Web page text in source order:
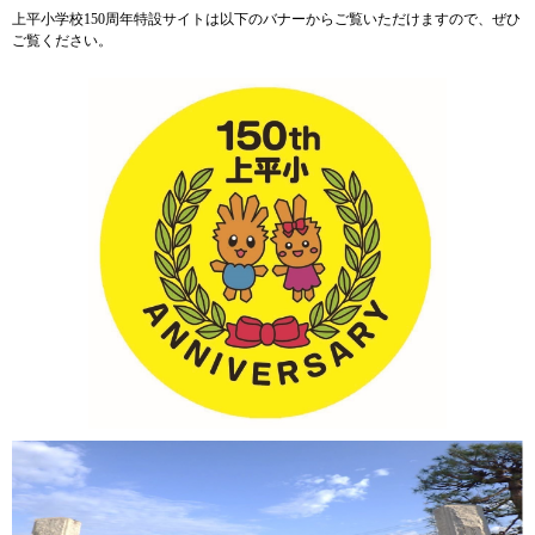
上平小学校150周年特設サイトは以下のバナーからご覧いただけますので、ぜひ
ご覧ください。